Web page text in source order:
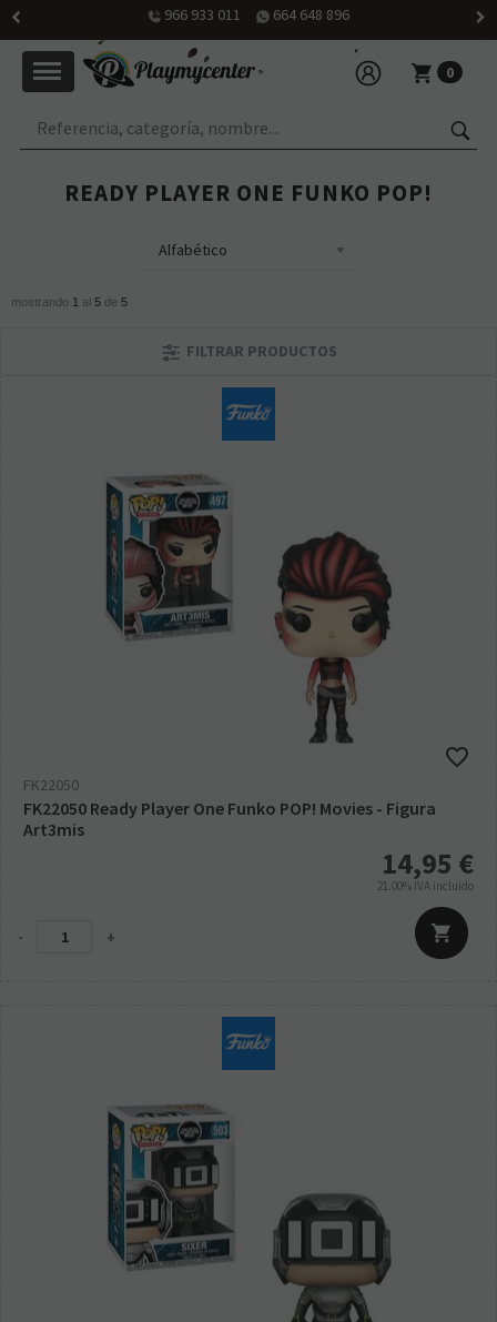
966 933 011 664 648 896
0
READY PLAYER ONE FUNKO POP!
mostrando 1 al 5 de 5
FILTRAR PRODUCTOS
FK22050
FK22050 Ready Player One Funko POP! Movies - Figura
Art3mis
14,95 €
21.00% IVA incluido
- +